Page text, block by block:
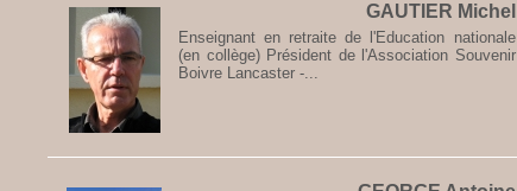
GAUTIER Michel
Enseignant en retraite de l'Education nationale
(en collège) Président de l'Association Souvenir
Boivre Lancaster -...